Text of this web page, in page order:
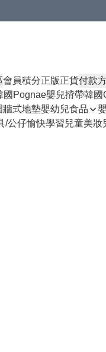
會員積分正版正貨付款
國Pognae嬰兒揹帶韓國
牆式地墊嬰幼兒食品
/公仔愉快學習兒童美妝